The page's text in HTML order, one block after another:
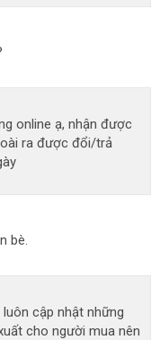
online ạ, nhận được
ra được đổi/trả
bè.
cập nhật những
cho người mua nên